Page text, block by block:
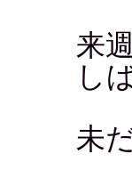
来
し
未